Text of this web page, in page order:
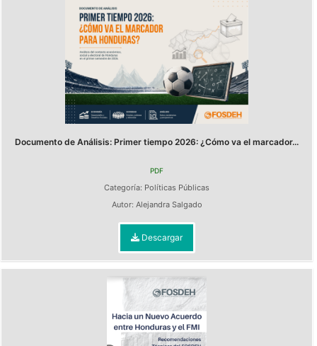
Documento de Análisis: Primer tiempo 2026: ¿Cómo va el marcador...
PDF
Categoría: Políticas Públicas
Autor: Alejandra Salgado
Descargar